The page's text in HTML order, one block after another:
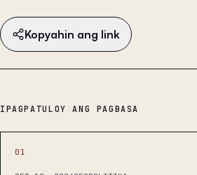
Kopyahin ang link
IPAGPATULOY ANG PAGBASA
01